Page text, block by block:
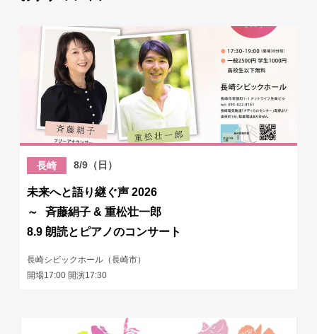
長崎 8/9（日）
未来へと語り継ぐ声 2026
～ 斉藤絹子 & 重松壮一郎
8.9 朗読とピアノのコンサート
長崎シビックホール（長崎市）
開場17:00 開演17:30